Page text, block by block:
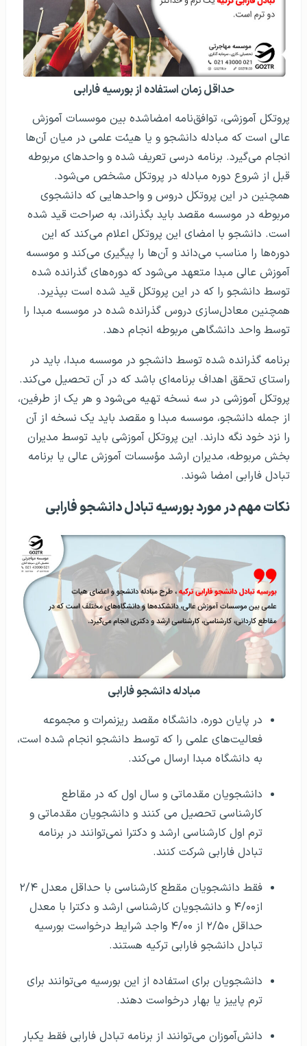
حداقل زمان استفاده از بورسیه فارابی
پروتکل آموزشی، توافق‌نامه امضا‌شده بین موسسات آموزش
عالی است که مبادله دانشجو و یا هیئت علمی در میان آن‌ها
انجام می‌گیرد. برنامه درسی تعریف شده و واحدهای مربوطه
قبل از شروع دوره مبادله در پروتکل مشخص می‌شود.
همچنین در این پروتکل دروس و واحدهایی که دانشجوی
مربوطه در موسسه مقصد باید بگذراند، به صراحت قید شده
است. دانشجو با امضای این پروتکل اعلام می‌کند که این
دوره‌ها را مناسب می‌داند و آن‌ها را پیگیری می‌کند و موسسه
آموزش عالی مبدا متعهد می‌شود که دوره‌های گذرانده شده
توسط دانشجو را که در این پروتکل قید شده است بپذیرد.
همچنین معادل‌سازی دروس گذرانده شده در موسسه مبدا را
توسط واحد دانشگاهی مربوطه انجام دهد.
برنامه گذرانده شده توسط دانشجو در موسسه مبدا، باید در
راستای تحقق اهداف برنامه‌ای باشد که در آن تحصیل می‌کند.
پروتکل آموزشی در سه نسخه تهیه می‌شود و هر یک از طرفین،
از جمله دانشجو، موسسه مبدا و مقصد باید یک نسخه از آن
را نزد خود نگه دارند. این پروتکل آموزشی باید توسط مدیران
بخش مربوطه، مدیران ارشد مؤسسات آموزش عالی یا برنامه
تبادل فارابی امضا شوند.
نکات مهم در مورد بورسیه تبادل دانشجو فارابی
مبادله دانشجو فارابی
در پایان دوره، دانشگاه مقصد ریزنمرات و مجموعه
فعالیت‌های علمی را که توسط دانشجو انجام شده است،
به دانشگاه مبدا ارسال می‌کند.
دانشجویان مقدماتی و سال اول که در مقاطع
کارشناسی تحصیل می کنند و دانشجویان مقدماتی و
ترم اول کارشناسی ارشد و دکترا نمی‌توانند در برنامه
تبادل فارابی شرکت کنند.
فقط دانشجویان مقطع کارشناسی با حداقل معدل ۲/۴
از۴/۰۰ و دانشجویان کارشناسی ارشد و دکترا با معدل
حداقل ۲/۵۰ از ۴/۰۰ واجد شرایط درخواست بورسیه
تبادل دانشجو فارابی ترکیه هستند.
دانشجویان برای استفاده از این بورسیه می‌توانند برای
ترم پاییز یا بهار درخواست دهند.
دانش‌آموزان می‌توانند از برنامه تبادل فارابی فقط یکبار